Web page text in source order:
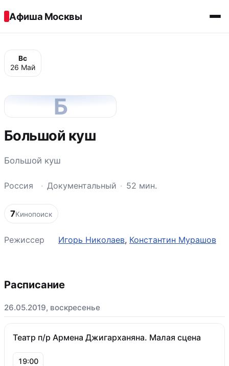
Афиша Москвы
Вс
26 Май
Б
Большой куш
Большой куш
Россия · Документальный · 52 мин.
7Кинопоиск
Режиссер Игорь Николаев, Константин Мурашов
Расписание
26.05.2019, воскресенье
Театр п/р Армена Джигарханяна. Малая сцена
19:00